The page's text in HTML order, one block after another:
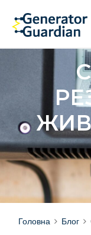
content
Головна Блог